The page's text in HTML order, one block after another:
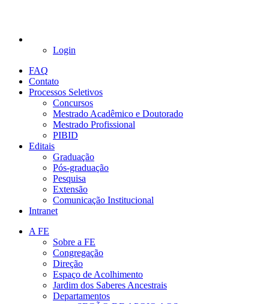
Login
FAQ
Contato
Processos Seletivos
Concursos
Mestrado Acadêmico e Doutorado
Mestrado Profissional
PIBID
Editais
Graduação
Pós-graduação
Pesquisa
Extensão
Comunicação Institucional
Intranet
A FE
Sobre a FE
Congregação
Direção
Espaço de Acolhimento
Jardim dos Saberes Ancestrais
Departamentos